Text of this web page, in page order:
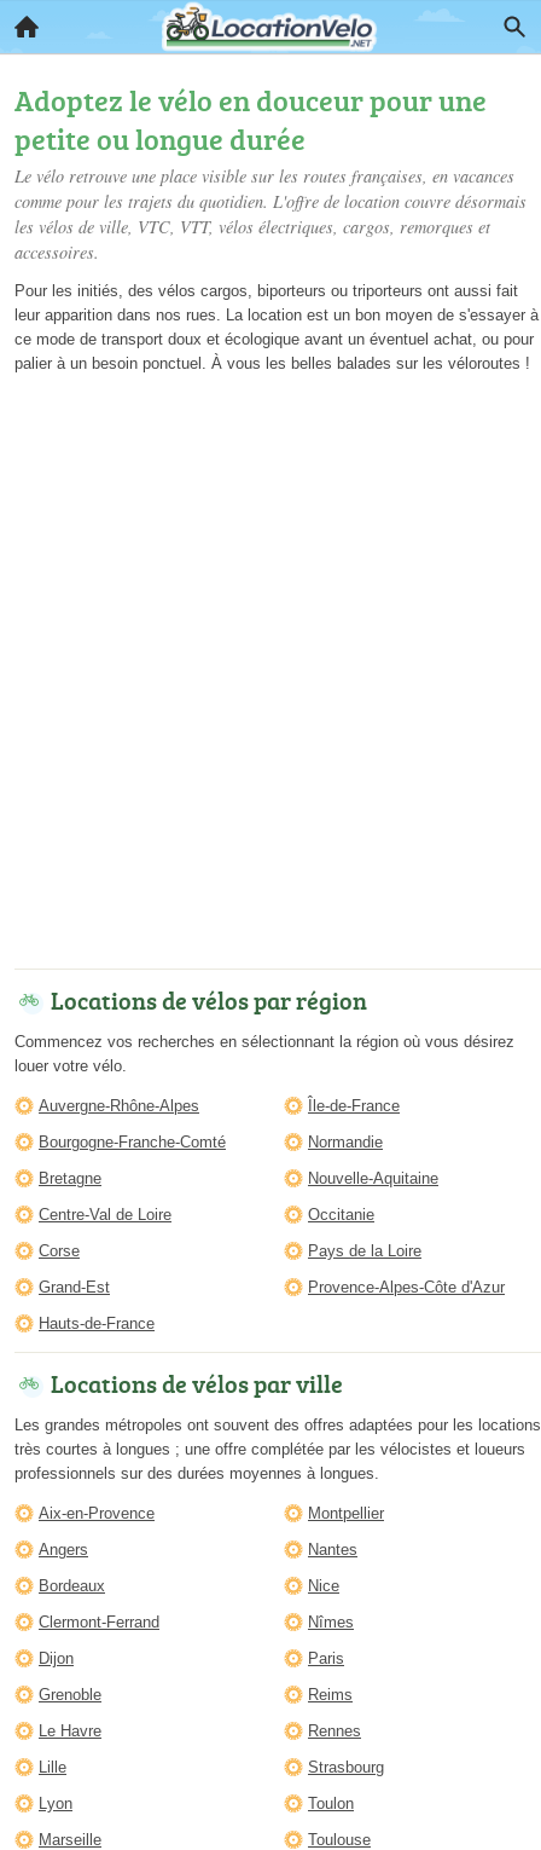
Adoptez le vélo en douceur pour une
petite ou longue durée
Le vélo retrouve une place visible sur les routes françaises, en vacances
comme pour les trajets du quotidien. L'offre de location couvre désormais
les vélos de ville, VTC, VTT, vélos électriques, cargos, remorques et
accessoires.
Pour les initiés, des vélos cargos, biporteurs ou triporteurs ont aussi fait
leur apparition dans nos rues. La location est un bon moyen de s'essayer à
ce mode de transport doux et écologique avant un éventuel achat, ou pour
palier à un besoin ponctuel. À vous les belles balades sur les véloroutes !
Locations de vélos par région
Commencez vos recherches en sélectionnant la région où vous désirez
louer votre vélo.
Auvergne-Rhône-Alpes
Bourgogne-Franche-Comté
Bretagne
Centre-Val de Loire
Corse
Grand-Est
Hauts-de-France
Île-de-France
Normandie
Nouvelle-Aquitaine
Occitanie
Pays de la Loire
Provence-Alpes-Côte d'Azur
Locations de vélos par ville
Les grandes métropoles ont souvent des offres adaptées pour les locations
très courtes à longues ; une offre complétée par les vélocistes et loueurs
professionnels sur des durées moyennes à longues.
Aix-en-Provence
Angers
Bordeaux
Clermont-Ferrand
Dijon
Grenoble
Le Havre
Lille
Lyon
Marseille
Montpellier
Nantes
Nice
Nîmes
Paris
Reims
Rennes
Strasbourg
Toulon
Toulouse